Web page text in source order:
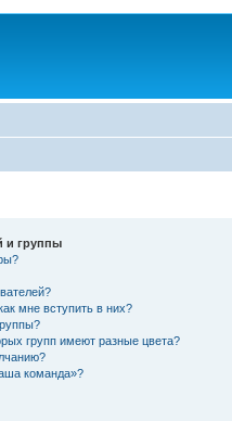
и группы
мне вступить в них?
групп имеют разные цвета?
команда»?